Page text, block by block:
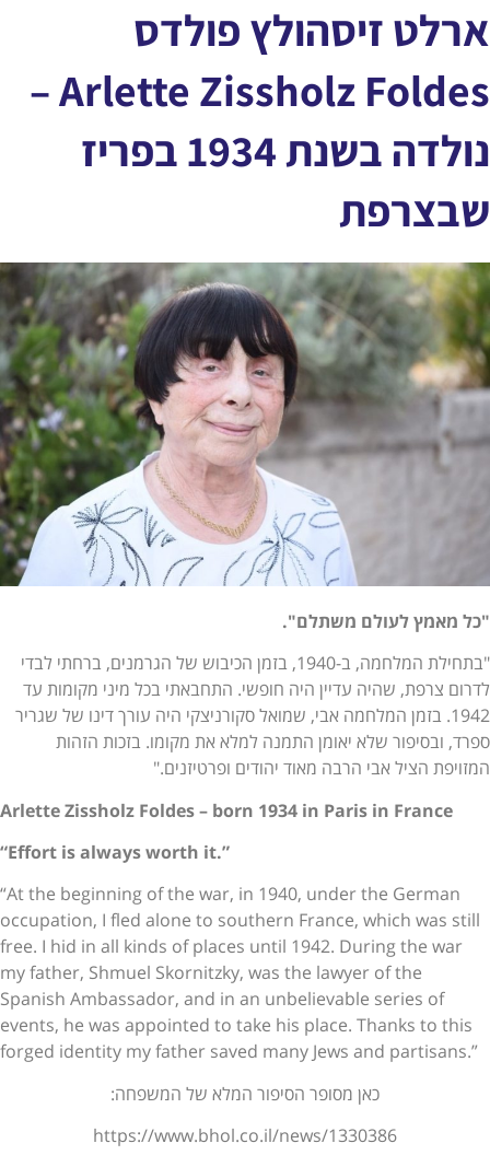
ארלט זיסהולץ פולדס
Arlette Zissholz Foldes –
נולדה בשנת 1934 בפריז
שבצרפת
"כל מאמץ לעולם משתלם".
"בתחילת המלחמה, ב-1940, בזמן הכיבוש של הגרמנים, ברחתי לבדי
לדרום צרפת, שהיה עדיין היה חופשי. התחבאתי בכל מיני מקומות עד
1942. בזמן המלחמה אבי, שמואל סקורניצקי היה עורך דינו של שגריר
ספרד, ובסיפור שלא יאומן התמנה למלא את מקומו. בזכות הזהות
המזויפת הציל אבי הרבה מאוד יהודים ופרטיזנים."
Arlette Zissholz Foldes – born 1934 in Paris in France
“Effort is always worth it.”
“At the beginning of the war, in 1940, under the German
occupation, I fled alone to southern France, which was still
free. I hid in all kinds of places until 1942. During the war
my father, Shmuel Skornitzky, was the lawyer of the
Spanish Ambassador, and in an unbelievable series of
events, he was appointed to take his place. Thanks to this
forged identity my father saved many Jews and partisans.”
כאן מסופר הסיפור המלא של המשפחה:
https://www.bhol.co.il/news/1330386